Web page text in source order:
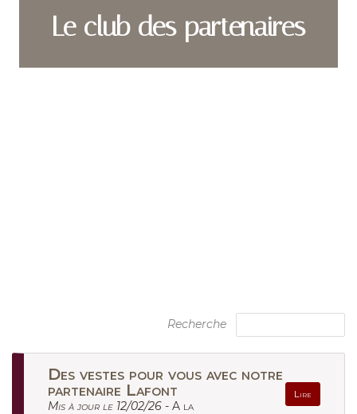
Le club des partenaires
Recherche
Des vestes pour vous avec notre
partenaire Lafont
Lire
Mis à jour le 12/02/26 - A la